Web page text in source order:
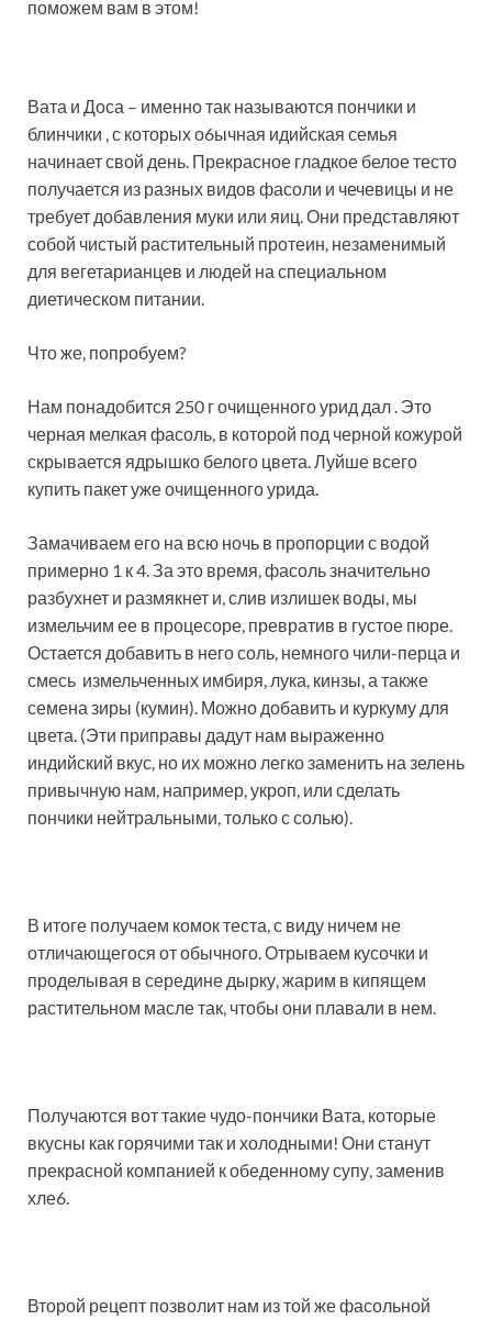
поможем вам в этом!
Вата и Доса – именно так называются пончики и
блинчики , с которых о6ычная идийская семья
начинает свой день. Прекрасное гладкое белое тесто
получается из разных видов фасоли и чечевицы и не
требует добавления муки или яиц. Они представляют
собой чистый растительный протеин, незаменимый
для вегетарианцев и людей на специальном
диетическом питании.
Что же, попробуем?
Нам понадобится 250 г очищенного урид дал . Это
черная мелкая фасоль, в которой под черной кожурой
скрывается ядрышко белого цвета. Луйше всего
купить пакет уже очищенного урида.
Замачиваем его на всю ночь в пропорции с водой
примерно 1 к 4. За это время, фасоль значительно
разбухнет и размякнет и, слив излишек воды, мы
измельчим ее в процесоре, превратив в густое пюре.
Остается добавить в него соль, немного чили-перца и
смесь измельченных имбиря, лука, кинзы, а также
семена зиры (кумин). Можно добавить и куркуму для
цвета. (Эти приправы дадут нам выраженно
индийский вкус, но их можно легко заменить на зелень
привычную нам, например, укроп, или сделать
пончики нейтральными, только с солью).
В итоге получаем комок теста, с виду ничем не
отличающегося от обычного. Отрываем кусочки и
проделывая в середине дырку, жарим в кипящем
растительном масле так, чтобы они плавали в нем.
Получаются вот такие чудо-пончики Вата, которые
вкусны как горячими так и холодными! Они станут
прекрасной компанией к обеденному супу, заменив
хле6.
Второй рецепт позволит нам из той же фасольной